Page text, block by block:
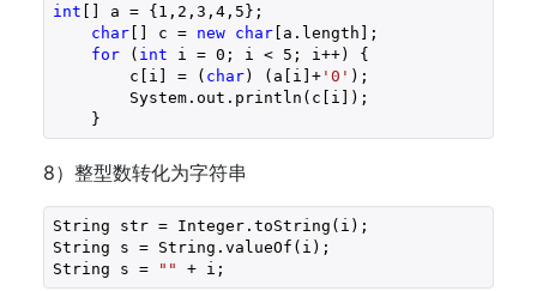
int [] a = {1 , 2 , 3 , 4, 5};
char[] c = new char[a.length];
for ( int i = 0 ; i < 5 ; i++) {
        c[i] = (
char) (a[i]+'0' );
        System.out.println(c[i]);
    }
8）整型数转化为字符串
String str = Integer.toString(i);
String s = String.valueOf(i);
String s =
"" + i;